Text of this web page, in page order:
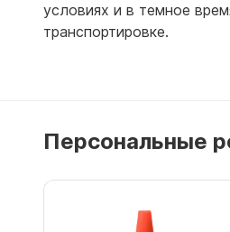
условиях и в темное
транспортировке.
Персональные